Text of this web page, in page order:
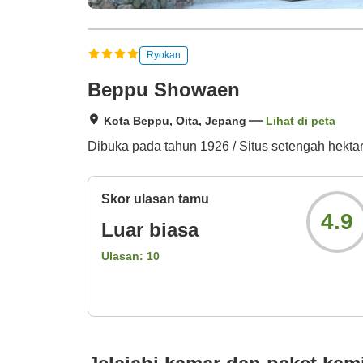
Ryokan
Beppu Showaen
Kota Beppu, Oita, Jepang Lihat di peta
Dibuka pada tahun 1926 / Situs setengah
Skor ulasan tamu
Luar biasa
Ulasan: 10
4.9